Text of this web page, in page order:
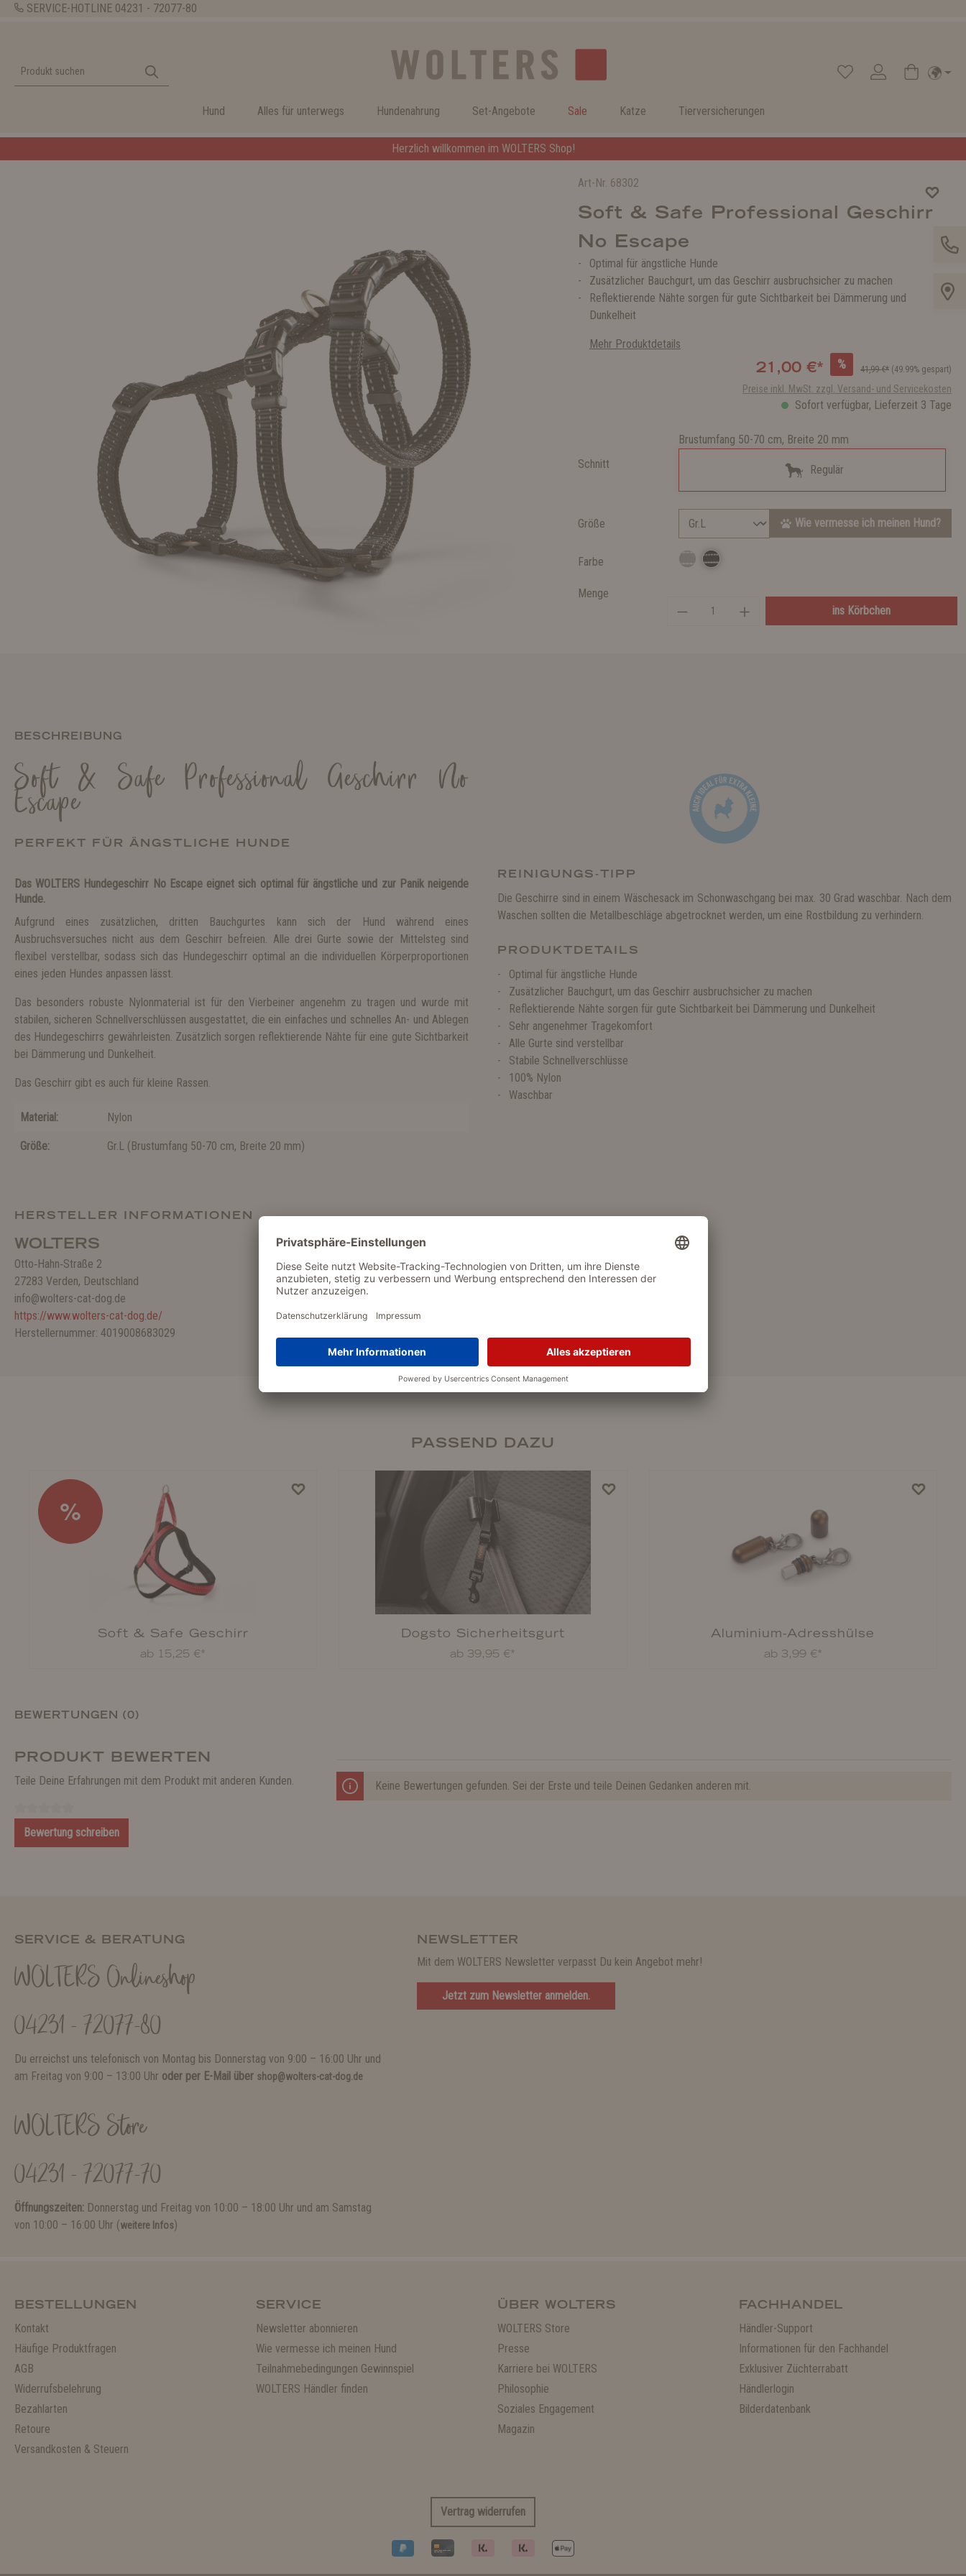
SERVICE-HOTLINE 04231 - 72077-80
Hund Alles für unterwegs Hundenahrung Set-Angebote Sale Katze Tierversicherungen
Herzlich willkommen im WOLTERS Shop!
Art-Nr. 68302
Soft & Safe Professional Geschirr
No Escape
Optimal für ängstliche Hunde
Zusätzlicher Bauchgurt, um das Geschirr ausbruchsicher zu machen
Reflektierende Nähte sorgen für gute Sichtbarkeit bei Dämmerung und
Dunkelheit
Mehr Produktdetails
21,00 €* % 41,99 €* (49.99% gespart)
Preise inkl. MwSt. zzgl. Versand- und Servicekosten
Sofort verfügbar, Lieferzeit 3 Tage
Schnitt
Brustumfang 50-70 cm, Breite 20 mm
Regulär
Größe Wie vermesse ich meinen Hund?
Farbe
Menge
ins Körbchen
BESCHREIBUNG
Soft & Safe Professional Geschirr No
Escape
PERFEKT FÜR ÄNGSTLICHE HUNDE
Das WOLTERS Hundegeschirr No Escape eignet sich optimal für ängstliche und zur Panik neigende
Hunde.
Aufgrund eines zusätzlichen, dritten Bauchgurtes kann sich der Hund während eines
Ausbruchsversuches nicht aus dem Geschirr befreien. Alle drei Gurte sowie der Mittelsteg sind
flexibel verstellbar, sodass sich das Hundegeschirr optimal an die individuellen Körperproportionen
eines jeden Hundes anpassen lässt.
Das besonders robuste Nylonmaterial ist für den Vierbeiner angenehm zu tragen und wurde mit
stabilen, sicheren Schnellverschlüssen ausgestattet, die ein einfaches und schnelles An- und Ablegen
des Hundegeschirrs gewährleisten. Zusätzlich sorgen reflektierende Nähte für eine gute Sichtbarkeit
bei Dämmerung und Dunkelheit.
Das Geschirr gibt es auch für kleine Rassen.
Material: Nylon
Größe: Gr.L (Brustumfang 50-70 cm, Breite 20 mm)
HERSTELLER INFORMATIONEN
WOLTERS
Otto‑Hahn‑Straße 2
27283 Verden, Deutschland
info@wolters-cat-dog.de
https://www.wolters-cat-dog.de/
Herstellernummer: 4019008683029
REINIGUNGS-TIPP
Die Geschirre sind in einem Wäschesack im Schonwaschgang bei max. 30 Grad waschbar. Nach dem
Waschen sollten die Metallbeschläge abgetrocknet werden, um eine Rostbildung zu verhindern.
PRODUKTDETAILS
Optimal für ängstliche Hunde
Zusätzlicher Bauchgurt, um das Geschirr ausbruchsicher zu machen
Reflektierende Nähte sorgen für gute Sichtbarkeit bei Dämmerung und Dunkelheit
Sehr angenehmer Tragekomfort
Alle Gurte sind verstellbar
Stabile Schnellverschlüsse
100% Nylon
Waschbar
PASSEND DAZU
%
Soft & Safe Geschirr
ab 15,25 €*
Dogsto Sicherheitsgurt
ab 39,95 €*
Aluminium-Adresshülse
ab 3,99 €*
BEWERTUNGEN (0)
PRODUKT BEWERTEN
Teile Deine Erfahrungen mit dem Produkt mit anderen Kunden.
Bewertung schreiben
Keine Bewertungen gefunden. Sei der Erste und teile Deinen Gedanken anderen mit.
SERVICE & BERATUNG
WOLTERS Onlineshop
04231 - 72077-80
Du erreichst uns telefonisch von Montag bis Donnerstag von 9:00 – 16:00 Uhr und
am Freitag von 9:00 – 13:00 Uhr oder per E-Mail über shop@wolters-cat-dog.de
WOLTERS Store
04231 - 72077-70
Öffnungszeiten: Donnerstag und Freitag von 10:00 – 18:00 Uhr und am Samstag
von 10:00 – 16:00 Uhr (weitere Infos)
NEWSLETTER
Mit dem WOLTERS Newsletter verpasst Du kein Angebot mehr!
Jetzt zum Newsletter anmelden.
BESTELLUNGEN
Kontakt
Häufige Produktfragen
AGB
Widerrufsbelehrung
Bezahlarten
Retoure
Versandkosten & Steuern
SERVICE
Newsletter abonnieren
Wie vermesse ich meinen Hund
Teilnahmebedingungen Gewinnspiel
WOLTERS Händler finden
ÜBER WOLTERS
WOLTERS Store
Presse
Karriere bei WOLTERS
Philosophie
Soziales Engagement
Magazin
FACHHANDEL
Händler-Support
Informationen für den Fachhandel
Exklusiver Züchterrabatt
Händlerlogin
Bilderdatenbank
Vertrag widerrufen